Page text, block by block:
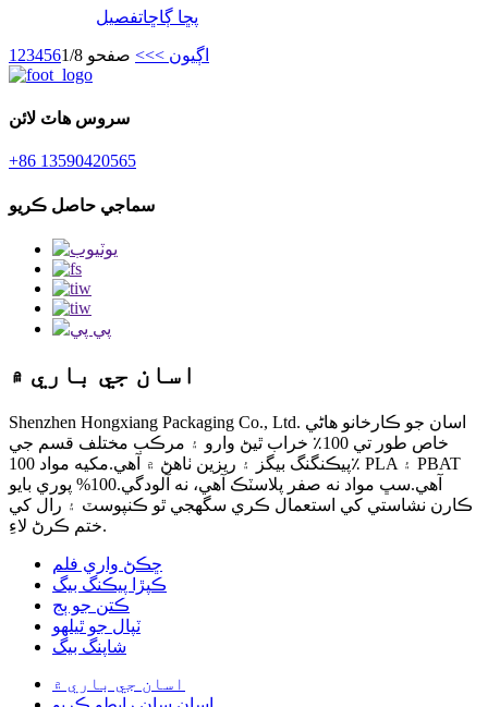
پڇا ڳاڇاتفصيل
1 23456 اڳيون >>> صفحو 1/8
سروس هاٽ لائن
+86 13590420565
سماجي حاصل ڪريو
اسان جي باري ۾
Shenzhen Hongxiang Packaging Co., Ltd. اسان جو ڪارخانو هاڻي
خاص طور تي 100٪ خراب ٿيڻ وارو ۽ مرڪب مختلف قسم جي
پيڪنگنگ بيگز ۽ ريزين ٺاهڻ ۾ آهي.مکيه مواد 100٪ PLA ۽ PBAT
آهي.سڀ مواد نه صفر پلاسٽڪ آهي، نه آلودگي.100% پوري بايو
ڪارن نشاستي کي استعمال ڪري سگهجي ٿو ڪنپوسٽ ۽ رال کي
ختم ڪرڻ لاءِ.
ڇڪڻ واري فلم
ڪپڙا پيڪنگ بيگ
ڪتن جو ٻج
ٽپال جو ٿيلهو
شاپنگ بيگ
اسان جي باري ۾